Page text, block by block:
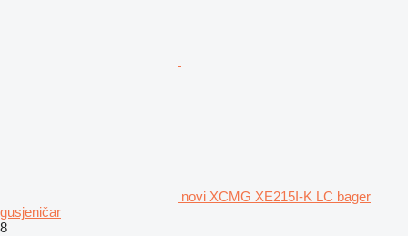
novi XCMG XE215I-K LC bager
gusjeničar
8